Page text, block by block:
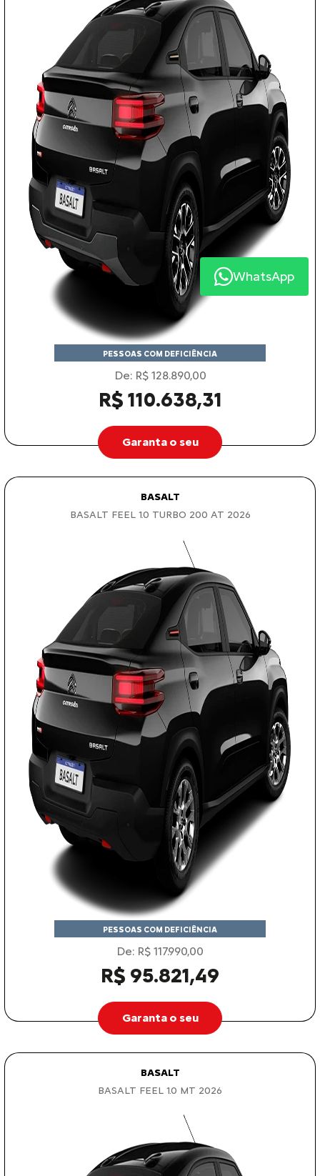
PESSOAS COM DEFICIÊNCIA
De: R$ 128.890,00
R$ 110.638,31
Garanta o seu
BASALT
BASALT FEEL 1.0 TURBO 200 AT 2026
PESSOAS COM DEFICIÊNCIA
De: R$ 117.990,00
R$ 95.821,49
Garanta o seu
BASALT
BASALT FEEL 1.0 MT 2026
WhatsApp